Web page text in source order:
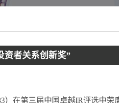
资者关系创新奖”
）在第三届中国卓越IR评选中